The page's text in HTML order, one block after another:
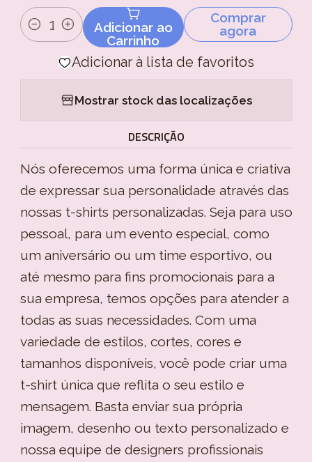
Quantidade
Adicionar ao
Carrinho
Comprar
agora
Adicionar à lista de favoritos
Mostrar stock das localizações
DESCRIÇÃO
Nós oferecemos uma forma única e criativa
de expressar sua personalidade através das
nossas t-shirts personalizadas. Seja para uso
pessoal, para um evento especial, como
um aniversário ou um time esportivo, ou
até mesmo para fins promocionais para a
sua empresa, temos opções para atender a
todas as suas necessidades. Com uma
variedade de estilos, cortes, cores e
tamanhos disponíveis, você pode criar uma
t-shirt única que reflita o seu estilo e
mensagem. Basta enviar sua própria
imagem, desenho ou texto personalizado e
nossa equipe de designers profissionais